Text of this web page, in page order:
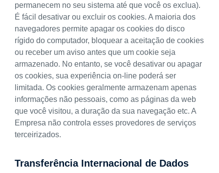
permanecem no seu sistema até que você os exclua).
É fácil desativar ou excluir os cookies. A maioria dos
navegadores permite apagar os cookies do disco
rígido do computador, bloquear a aceitação de cookies
ou receber um aviso antes que um cookie seja
armazenado. No entanto, se você desativar ou apagar
os cookies, sua experiência on-line poderá ser
limitada. Os cookies geralmente armazenam apenas
informações não pessoais, como as páginas da web
que você visitou, a duração da sua navegação etc. A
Empresa não controla esses provedores de serviços
terceirizados.
Transferência Internacional de Dados